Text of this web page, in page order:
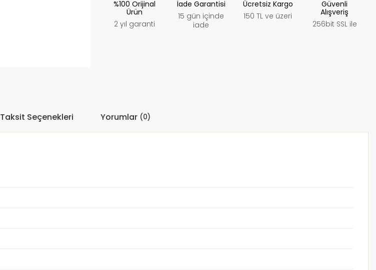
%100 Orijinal
Ürün
2 yıl garanti
İade Garantisi
15 gün içinde
iade
Ücretsiz Kargo
150 TL ve üzeri
Güvenli
Alışveriş
256bit SSL ile
Taksit Seçenekleri Yorumlar (0)